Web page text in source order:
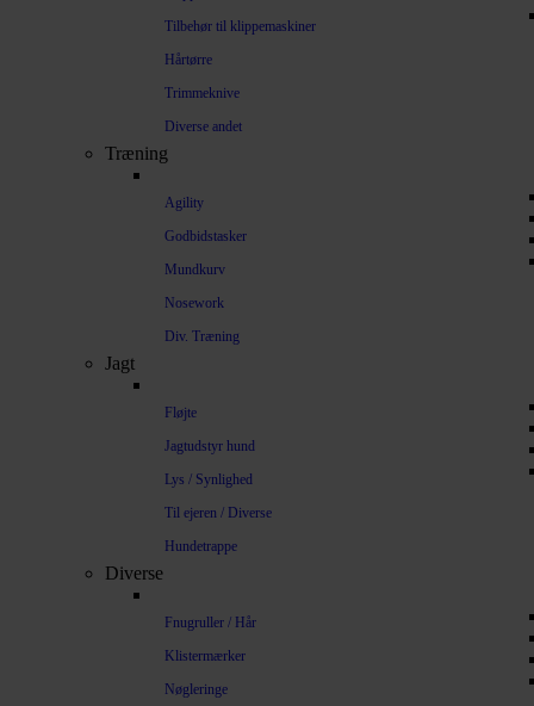
Tilbehør til klippemaskiner
Hårtørre
Trimmeknive
Diverse andet
Træning
Agility
Godbidstasker
Mundkurv
Nosework
Div. Træning
Jagt
Fløjte
Jagtudstyr hund
Lys / Synlighed
Til ejeren / Diverse
Hundetrappe
Diverse
Fnugruller / Hår
Klistermærker
Nøgleringe